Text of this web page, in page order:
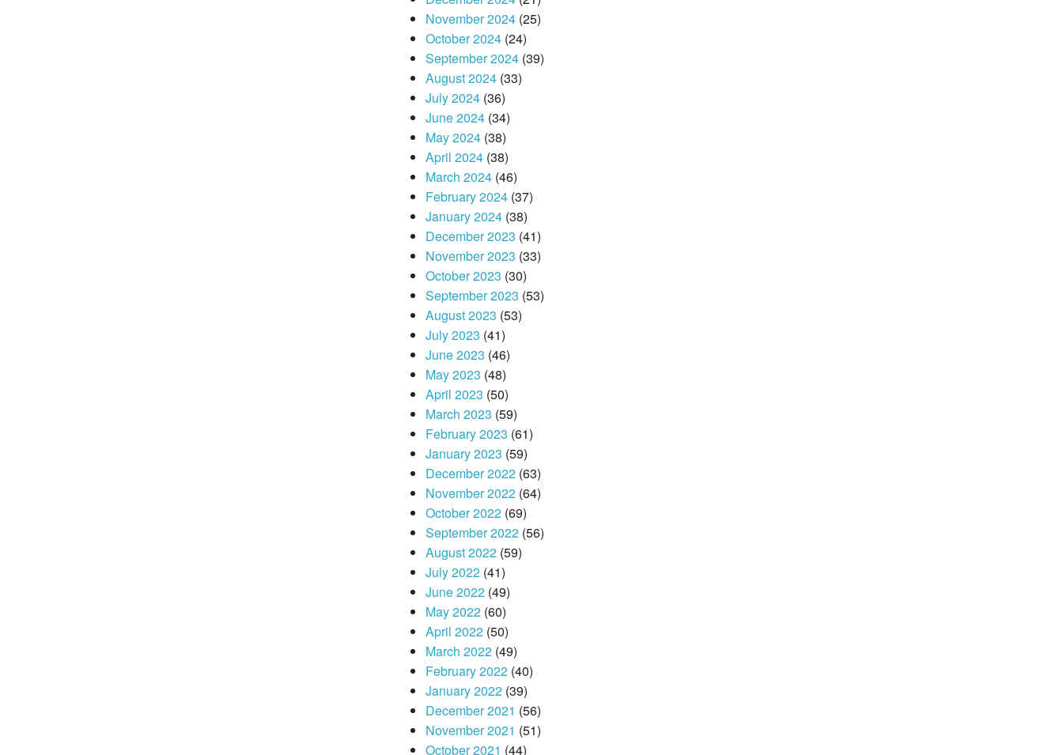
November 2024(25)
October 2024(24)
September 2024(39)
August 2024(33)
July 2024(36)
June 2024(34)
May 2024(38)
April 2024(38)
March 2024(46)
February 2024(37)
January 2024(38)
December 2023 (41)
November 2023 (33)
October 2023 (30)
September 2023 (53)
August 2023 (53)
July 2023 (41)
June 2023 (46)
May 2023 (48)
April 2023 (50)
March 2023 (59)
February 2023 (61)
January 2023 (59)
December 2022(63)
November 2022(64)
October 2022(69)
September 2022(56)
August 2022(59)
July 2022(41)
June 2022(49)
May 2022(60)
April 2022(50)
March 2022(49)
February 2022(40)
January 2022(39)
December 2021 (56)
November 2021 (51)
October 2021 (44)